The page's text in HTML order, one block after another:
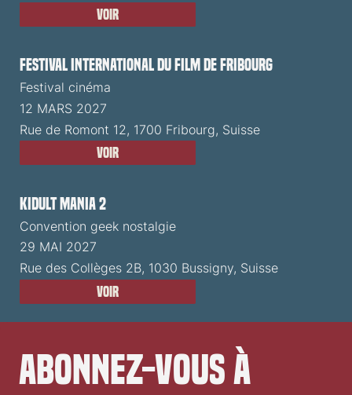
Voir
Festival International du Film de Fribourg
Festival cinéma
12 MARS 2027
Rue de Romont 12, 1700 Fribourg, Suisse
Voir
Kidult Mania 2
Convention geek nostalgie
29 MAI 2027
Rue des Collèges 2B, 1030 Bussigny, Suisse
Voir
Abonnez-vous à